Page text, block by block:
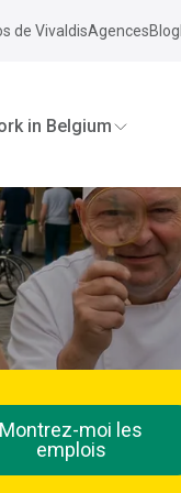
de VivaldisAgencesBlog
in Belgium
Montrez-moi les
emplois